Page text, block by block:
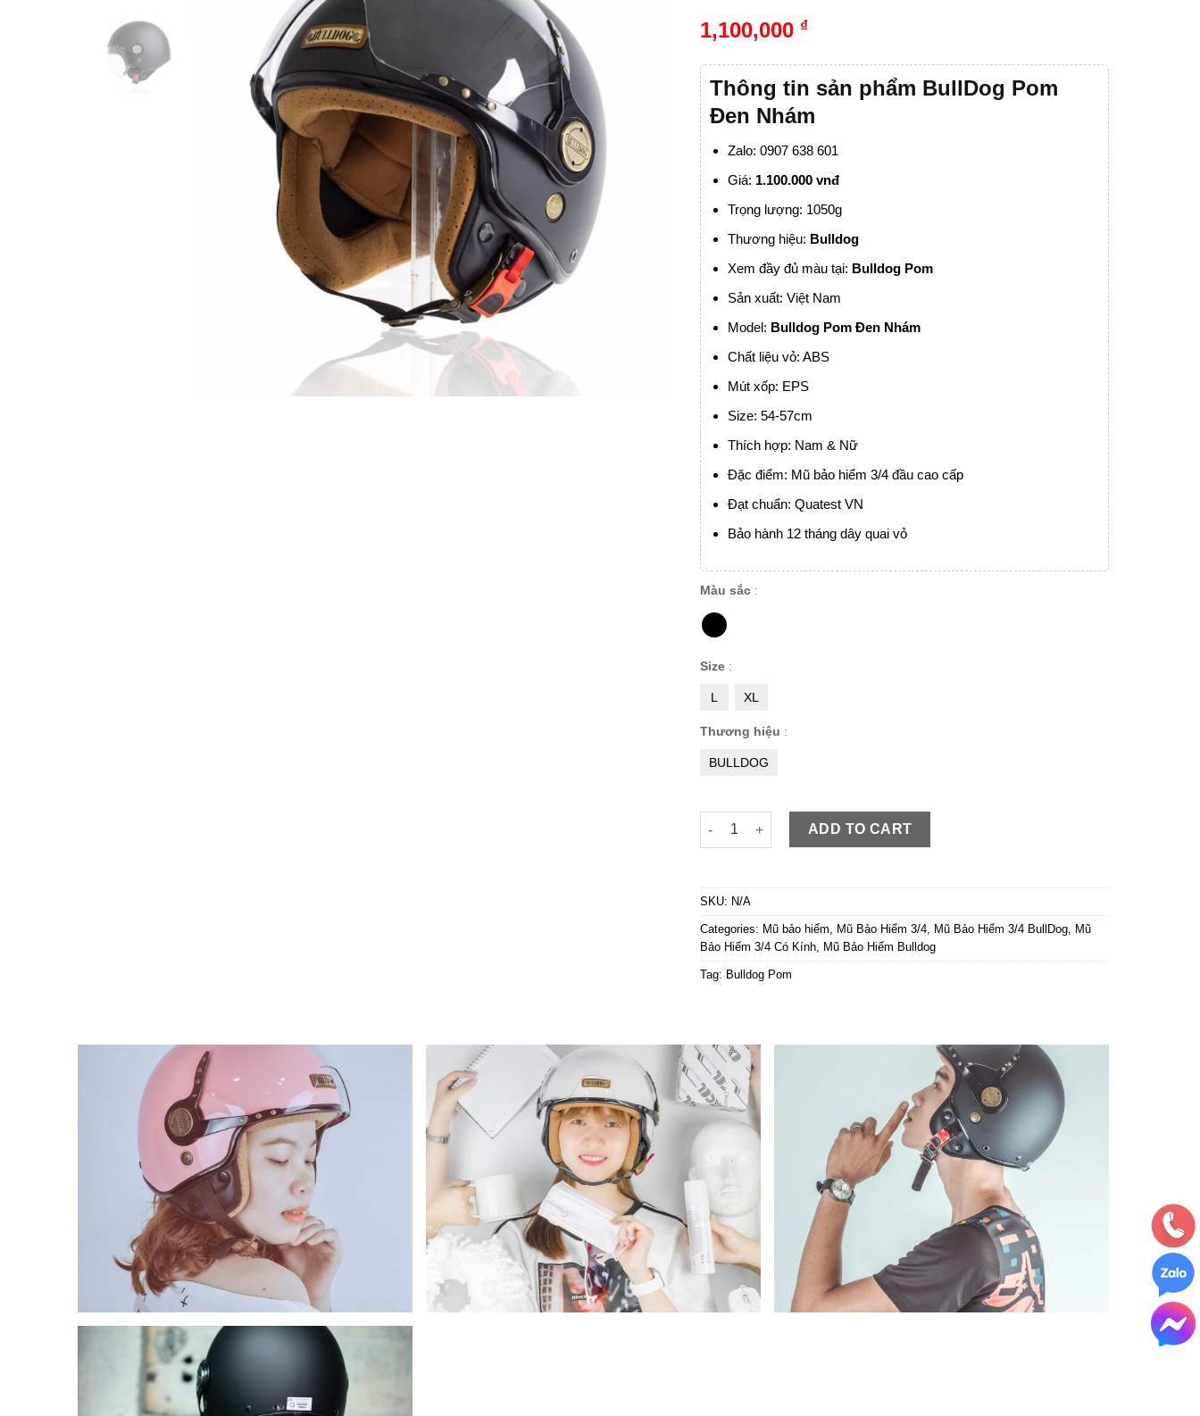
1,100,000 ₫
Thông tin sản phẩm BullDog Pom
Đen Nhám
Zalo: 0907 638 601
Giá: 1.100.000 vnđ
Trọng lượng: 1050g
Thương hiệu: Bulldog
Xem đầy đủ màu tại: Bulldog Pom
Sản xuất: Việt Nam
Model: Bulldog Pom Đen Nhám
Chất liệu vỏ: ABS
Mút xốp: EPS
Size: 54-57cm
Thích hợp: Nam & Nữ
Đặc điểm: Mũ bảo hiểm 3/4 đầu cao cấp
Đạt chuẩn: Quatest VN
Bảo hành 12 tháng dây quai vỏ
Màu sắc :
Size :
L XL
Thương hiệu :
BULLDOG
Bulldog Pom Đen Nhám phong cách cổ điển đẹp và sang trọng quantity
ADD TO CART
SKU: N/A
Categories: Mũ bảo hiểm, Mũ Bảo Hiểm 3/4, Mũ Bảo Hiểm 3/4 BullDog, Mũ
Bảo Hiểm 3/4 Có Kính, Mũ Bảo Hiểm Bulldog
Tag: Bulldog Pom